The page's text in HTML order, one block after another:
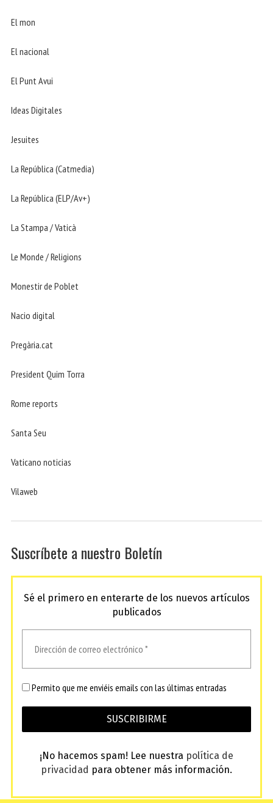
El mon
El nacional
El Punt Avui
Ideas Digitales
Jesuites
La República (Catmedia)
La República (ELP/Av+)
La Stampa / Vaticà
Le Monde / Religions
Monestir de Poblet
Nacio digital
Pregària.cat
President Quim Torra
Rome reports
Santa Seu
Vaticano noticias
Vilaweb
Suscríbete a nuestro Boletín
Sé el primero en enterarte de los nuevos artículos
publicados
Permito que me enviéis emails con las últimas entradas
¡No hacemos spam! Lee nuestra política de
privacidad para obtener más información.